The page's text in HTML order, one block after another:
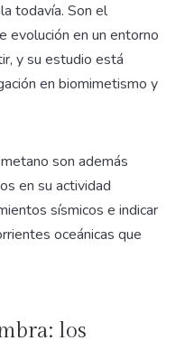
todavía. Son el
evolución en un entorno
y su estudio está
en biomimetismo y
son además
en su actividad
sísmicos e indicar
oceánicas que
los